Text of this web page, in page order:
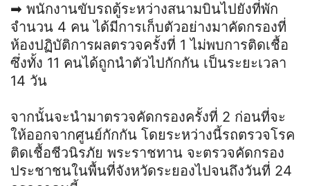
➡ พนักงานขับรถตู้ระหว่างสนามบินไปยังที่พัก
จำนวน 4 คน ได้มีการเก็บตัวอย่างมาคัดกรองที่
ห้องปฏิบัติการผลตรวจครั้งที่ 1 ไม่พบการติดเชื้อ
ซึ่งทั้ง 11 คนได้ถูกนำตัวไปกักกัน เป็นระยะเวลา
14 วัน
จากนั้นจะนำมาตรวจคัดกรองครั้งที่ 2 ก่อนที่จะ
ให้ออกจากศูนย์กักกัน โดยระหว่างนี้รถตรวจโรค
ติดเชื้อชีวนิรภัย พระราชทาน จะตรวจคัดกรอง
ประชาชนในพื้นที่จังหวัดระยองไปจนถึงวันที่ 24